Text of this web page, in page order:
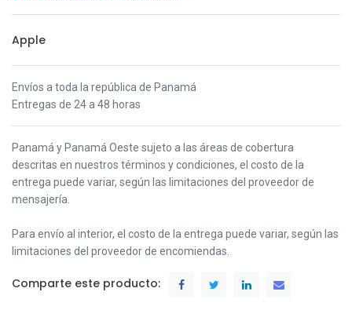
Apple
Envíos a toda la república de Panamá
Entregas de 24 a 48 horas
Panamá y Panamá Oeste sujeto a las áreas de cobertura
descritas en nuestros términos y condiciones, el costo de la
entrega puede variar, según las limitaciones del proveedor de
mensajería.
Para envío al interior, el costo de la entrega puede variar, según las
limitaciones del proveedor de encomiendas.
Comparte este producto: